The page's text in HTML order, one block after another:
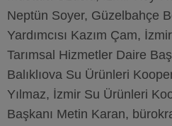
Neptün Soyer, Güzelbahçe
Yardımcısı Kazım Çam,
Tarımsal Hizmetler Daire
Balıklıova Su Ürünleri
Yılmaz, İzmir Su Ürünleri
Başkanı Metin Karan,